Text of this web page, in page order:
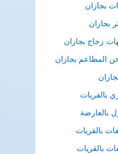
بجازان
بجازان
زجاج بجازان
المطاعم بجازان
بالقريات
بالعارضة
بالقريات
بالقريات